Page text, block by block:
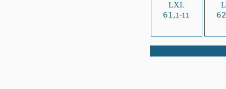
LXI.
61,1-11